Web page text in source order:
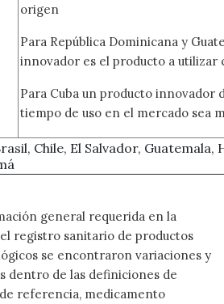
origen
Para República Dominicana y
innovador es el producto a utilizar
Para Cuba un producto innovador
tiempo de uso en el mercado sea
Chile, El Salvador, Guatemala,
general requerida en la
registro sanitario de productos
se encontraron variaciones y
dentro de las definiciones de
referencia, medicamento